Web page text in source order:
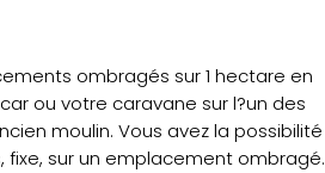
ombragés sur 1 hectare en
ou votre caravane sur l?un des
moulin. Vous avez la possibilité
sur un emplacement ombragé.